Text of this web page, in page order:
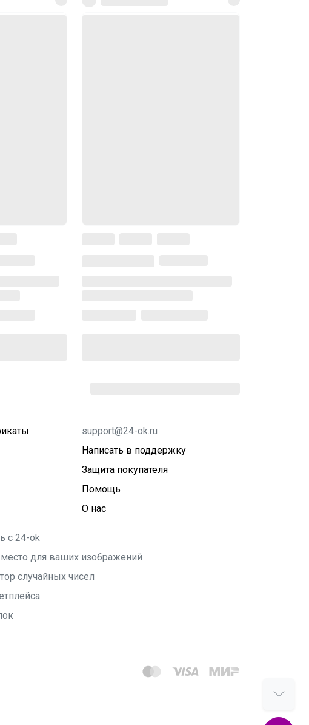
support@24-ok.ru
Написать в поддержку
Защита покупателя
Помощь
О нас
с 24-ok
для ваших изображений
случайных чисел